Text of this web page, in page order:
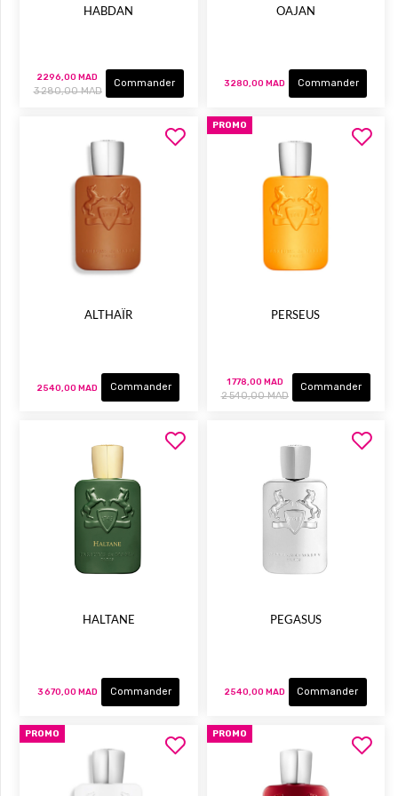
HABDAN
3 280,00 MAD
2 296,00 MAD Commander
OAJAN
3 280,00 MAD Commander
ALTHAÏR
2 540,00 MAD Commander
PROMO
PERSEUS
2 540,00 MAD
1 778,00 MAD Commander
HALTANE
3 670,00 MAD Commander
PEGASUS
2 540,00 MAD Commander
PROMO PROMO